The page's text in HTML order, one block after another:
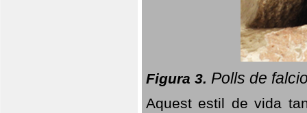
Figura 3. Polls de
Aquest estil de vida